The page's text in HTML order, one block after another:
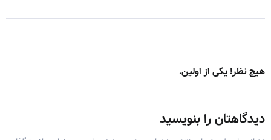
هیچ نظر! یکی از اولین.
دیدگاهتان را بنویسید